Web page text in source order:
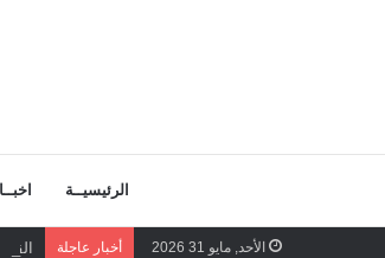
الرئيسيــة
الأحد, مايو 31 2026 أخبار عاجلة